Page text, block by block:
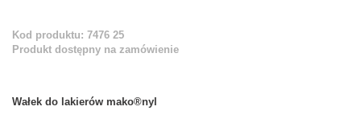
Kod produktu: 7476 25
Produkt dostępny na zamówienie
Wałek do lakierów mako®nyl